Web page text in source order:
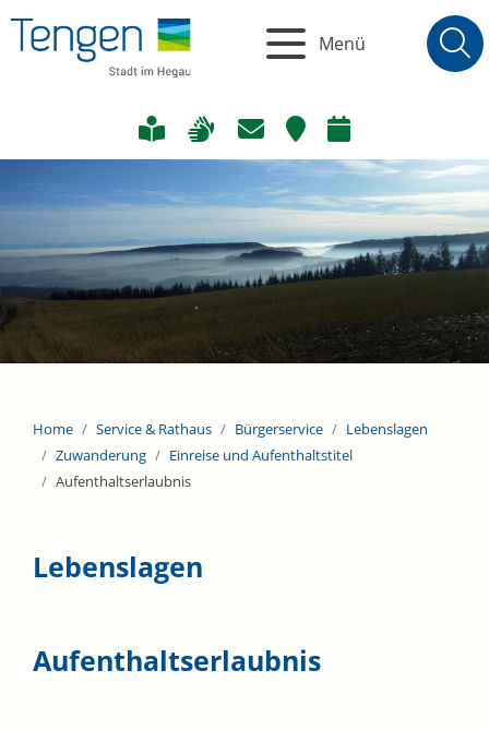
Menü
Home Service & Rathaus Bürgerservice
Lebenslagen
Zuwanderung
Einreise und Aufenthaltstitel
Aufenthaltserlaubnis
Lebenslagen
Aufenthaltserlaubnis